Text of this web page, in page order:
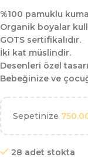
%100 pamuklu
Organik boyalar
GOTS sertifikalıdır.
İki kat müslindir.
Desenleri özel
Bebeğinize ve
Sepetinize
28 adet stokta